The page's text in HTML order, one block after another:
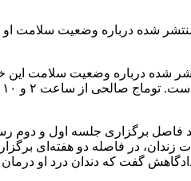
شده درباره وضعیت سلامت او
شده درباره وضعیت سلامت این
فاصل برگزاری جلسه اول و دوم
زندان، در فاصله دو هفته‌ای
گفت که دندان درد او